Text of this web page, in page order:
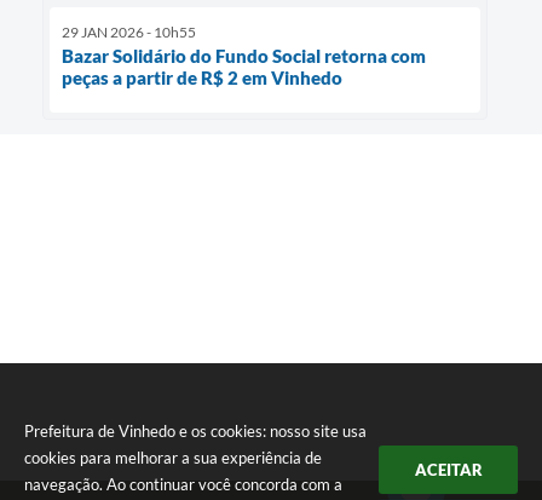
Prefeitura de Vinhedo e os cookies: nosso site usa
cookies para melhorar a sua experiência de
navegação. Ao continuar você concorda com a
ACEITAR
29 JAN 2026 - 10h55
Bazar Solidário do Fundo Social retorna com
peças a partir de R$ 2 em Vinhedo